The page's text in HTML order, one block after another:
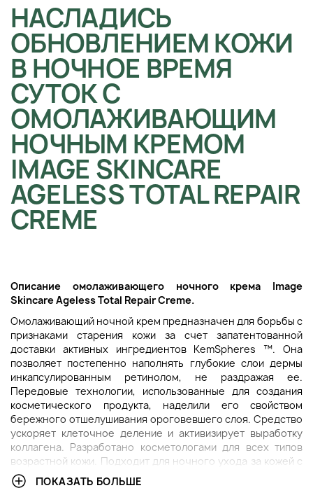
НАСЛАДИСЬ
ОБНОВЛЕНИЕМ КОЖИ
В НОЧНОЕ ВРЕМЯ
СУТОК С
ОМОЛАЖИВАЮЩИМ
НОЧНЫМ КРЕМОМ
IMAGE SKINCARE
AGELESS TOTAL REPAIR
CREME
Описание омолаживающегоночного крема Image
Skincare Ageless Total Repair Creme.
Омолаживающий ночной крем предназначен для борьбы с
признаками старения кожи за счет запатентованной
доставки активных ингредиентов KemSpheres ™. Она
позволяет постепенно наполнять глубокие слои дермы
инкапсулированным ретинолом, не раздражая ее.
Передовые технологии, использованные для создания
косметического продукта, наделили его свойством
бережного отшелушивания ороговевшего слоя. Средство
ускоряет клеточное деление и активизирует выработку
коллагена. Разработано косметологами для всех типов
возрастной кожи. Подходит для ночного ухода за кожей с
несовершенствами, жирной и поврежденной солнцем.
ПОКАЗАТЬ БОЛЬШЕ